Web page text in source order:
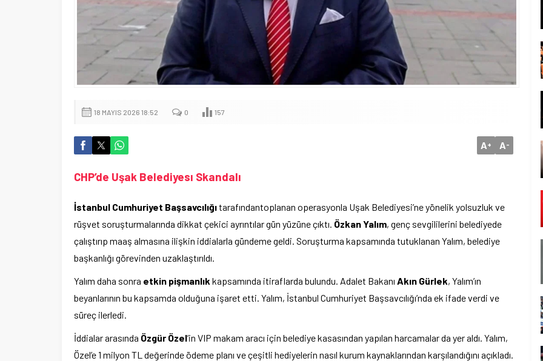
18 MAYIS 2026 18:52 0 157
A+ A-
CHP’de Uşak Belediyesı Skandalı
İstanbul Cumhuriyet Başsavcılığıtarafındantoplanan operasyonla Uşak Belediyesi’ne yönelik yolsuzluk ve
rüşvet soruşturmalarında dikkat çekici ayrıntılar gün yüzüne çıktı. Özkan Yalım, genç sevgililerini belediyede
çalıştırıp maaş almasına ilişkin iddialarla gündeme geldi. Soruşturma kapsamında tutuklanan Yalım, belediye
başkanlığı görevinden uzaklaştırıldı.
Yalım daha sonra etkin pişmanlık kapsamında itiraflarda bulundu. Adalet Bakanı Akın Gürlek, Yalım’ın
beyanlarının bu kapsamda olduğuna işaret etti. Yalım, İstanbul Cumhuriyet Başsavcılığı’nda ek ifade verdi ve
süreç ilerledi.
İddialar arasında Özgür Özel‘in VIP makam aracı için belediye kasasından yapılan harcamalar da yer aldı. Yalım,
Özel’e 1 milyon TL değerinde ödeme planı ve çeşitli hediyelerin nasıl kurum kaynaklarından karşılandığını açıkladı.